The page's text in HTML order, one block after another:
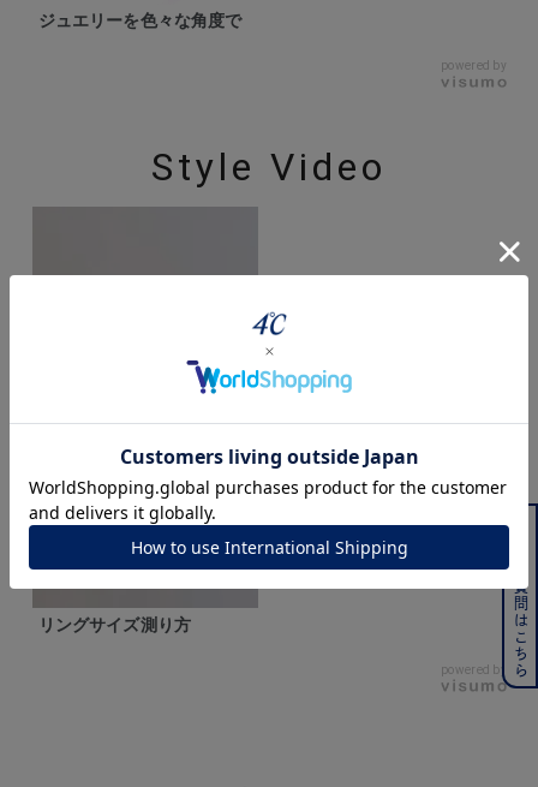
ジュエリーを色々な角度で
powered by
Style Video
リングサイズ測り方
powered by よくある質問はこちら